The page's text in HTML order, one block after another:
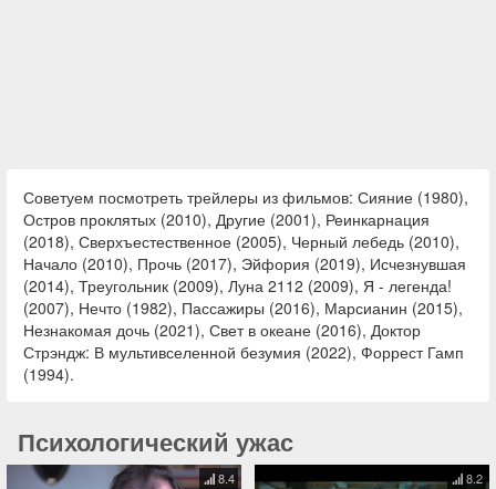
Советуем посмотреть трейлеры из фильмов: Сияние (1980),
Остров проклятых (2010), Другие (2001), Реинкарнация
(2018), Сверхъестественное (2005), Черный лебедь (2010),
Начало (2010), Прочь (2017), Эйфория (2019), Исчезнувшая
(2014), Треугольник (2009), Луна 2112 (2009), Я - легенда!
(2007), Нечто (1982), Пассажиры (2016), Марсианин (2015),
Незнакомая дочь (2021), Свет в океане (2016), Доктор
Стрэндж: В мультивселенной безумия (2022), Форрест Гамп
(1994).
Психологический ужас
8.4 8.2